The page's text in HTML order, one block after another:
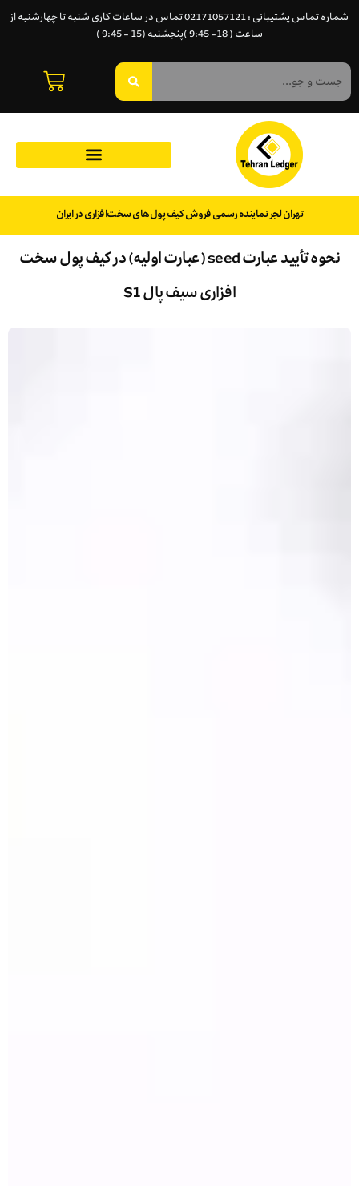
شماره تماس پشتیبانی : 02171057121 تماس در ساعات کاری شنبه تا چهارشنبه از
ساعت ( 18- 9:45 )پنجشنبه (15 - 9:45 )
تهران لجر نماینده رسمی فروش کیف پول‌های سخت‌افزاری در ایران
نحوه تأیید عبارت seed (عبارت اولیه) در کیف پول سخت
افزاری سیف پال S1